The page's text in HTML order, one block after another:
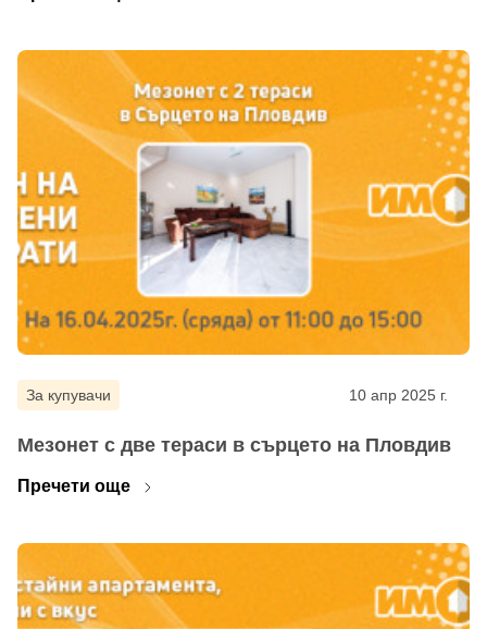
За купувачи 10 апр 2025 г.
Мезонет с две тераси в сърцето на Пловдив
Пречети още